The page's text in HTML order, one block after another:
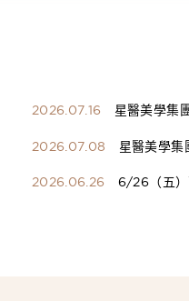
2026.07.16
星醫美學集
2026.07.08
星醫美學集
2026.06.26
6/26（五）